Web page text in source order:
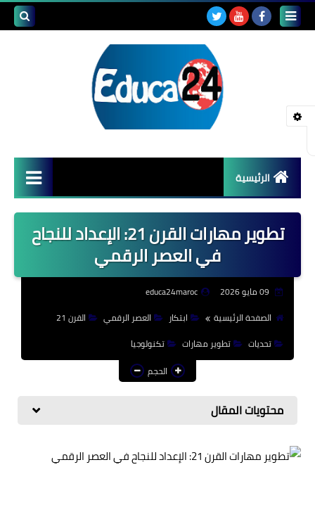
الرئيسية
أصداء المدارس
قضايا تربوية
مستجدات التعليم
مشاكل التعليم
منوعات إخبارية
مواضيع تربوية
تطوير مهارات القرن 21: الإعداد للنجاح
في العصر الرقمي
educa24maroc
الصفحة الرئيسية
ابتكار العصر الرقمي
القرن 21
تحديات
تطوير مهارات
تكنولوجيا
الحجم
محتويات المقال